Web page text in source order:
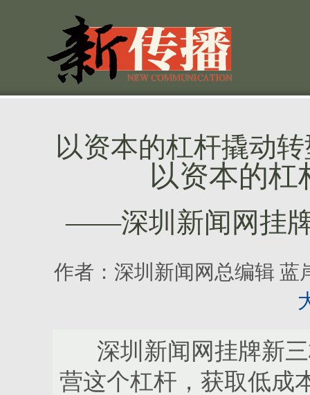
以资本的杠杆撬动
以资本的杠
——深圳新闻网挂
作者： 深圳新闻网总编辑 蓝
深圳新闻网挂牌新三
营这个杠杆，获取低成